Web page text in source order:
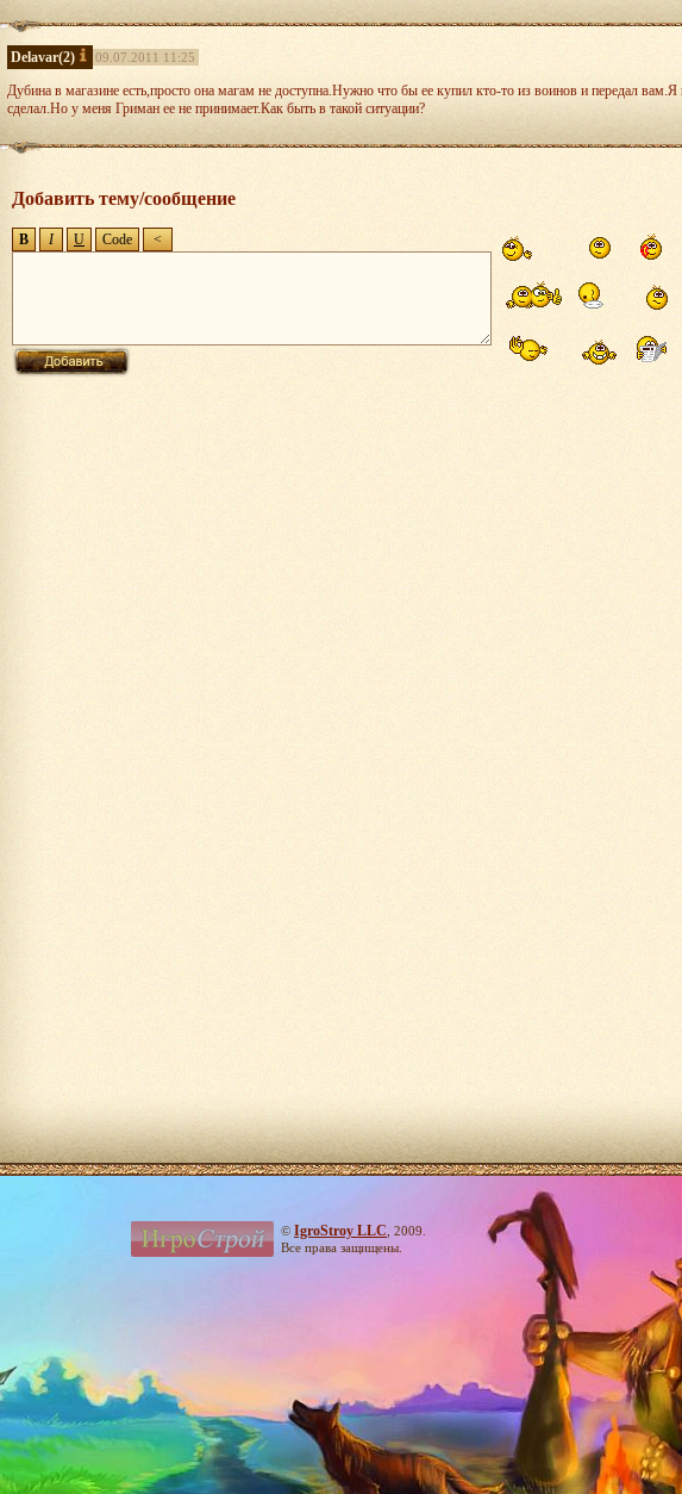
Delavar(2) 09.07.2011 11:25
Дубина в магазине есть,просто она магам не доступна.Нужно что бы ее купил кто-то из воинов и передал вам.Я
сделал.Но у меня Гриман ее не принимает.Как быть в такой ситуации?
Добавить тему/сообщение
© IgroStroy LLC , 2009.
Все права защищены.